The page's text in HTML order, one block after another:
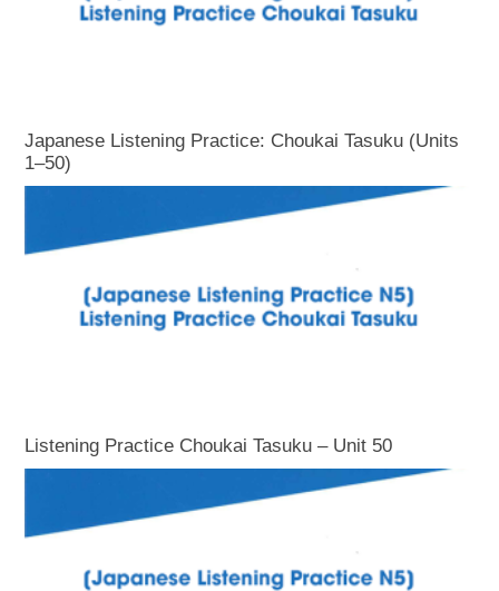
Japanese Listening Practice: Choukai Tasuku (Units
1–50)
Listening Practice Choukai Tasuku – Unit 50